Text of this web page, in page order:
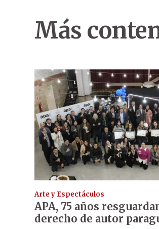
Más
Arte y Espectáculos
APA, 75 años
derecho de autor